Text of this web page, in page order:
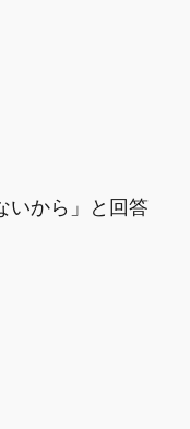
いから」と回答